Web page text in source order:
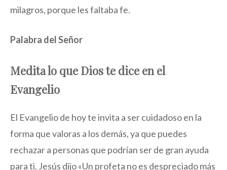
milagros, porque les faltaba fe.
Palabra del Señor
Medita lo que Dios te dice en el
Evangelio
El Evangelio de hoy te invita a ser cuidadoso en la
forma que valoras a los demás, ya que puedes
rechazar a personas que podrían ser de gran ayuda
para ti. Jesús dijo «Un profeta no es despreciado más